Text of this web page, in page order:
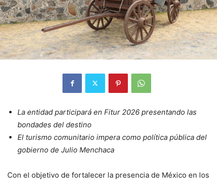
La entidad participará en Fitur 2026 presentando las
bondades del destino
El turismo comunitario impera como política pública del
gobierno de Julio Menchaca
Con el objetivo de fortalecer la presencia de México en los